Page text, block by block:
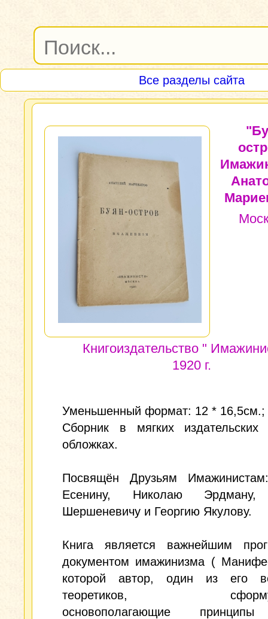
Все разделы сайта
Книгоиздательство "
1920 г.
Уменьшенный формат: 12 * 16,5см.;
Сборник в мягких издательских
обложках.
Посвящён Друзьям
Есенину, Николаю Эрдману,
Шершеневичу и Георгию Якулову.
Книга является важнейшим
документом имажинизма (
которой автор, один из его
теоретиков,
основополагающие